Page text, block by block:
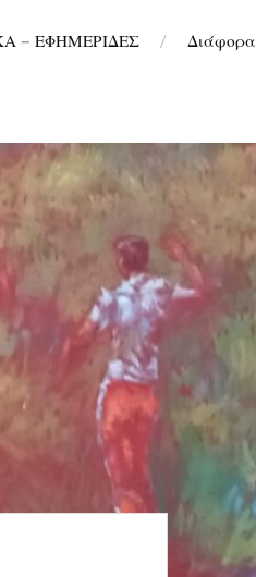
– ΕΦΗΜΕΡΙΔΕΣ Διάφορα